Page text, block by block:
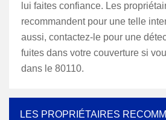
lui faites confiance. Les
recommandent pour une telle
aussi, contactez-le pour une
fuites dans votre couverture si
dans le 80110.
LES PROPRIÉTAIRES